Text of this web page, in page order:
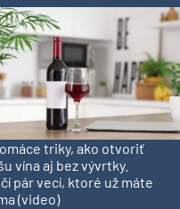
triky, ako otvoriť
vína aj bez vývrtky.
pár vecí, ktoré už máte
(video)